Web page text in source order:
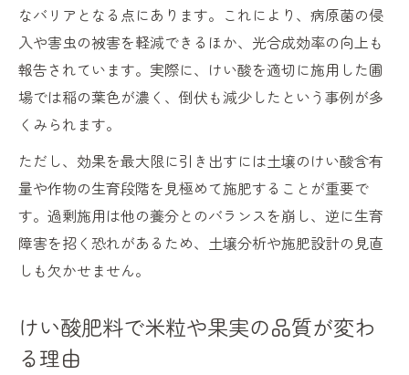
なバリアとなる点にあります。これにより、病原菌の侵
入や害虫の被害を軽減できるほか、光合成効率の向上も
報告されています。実際に、けい酸を適切に施用した圃
場では稲の葉色が濃く、倒伏も減少したという事例が多
くみられます。
ただし、効果を最大限に引き出すには土壌のけい酸含有
量や作物の生育段階を見極めて施肥することが重要で
す。過剰施用は他の養分とのバランスを崩し、逆に生育
障害を招く恐れがあるため、土壌分析や施肥設計の見直
しも欠かせません。
けい酸肥料で米粒や果実の品質が変わ
る理由